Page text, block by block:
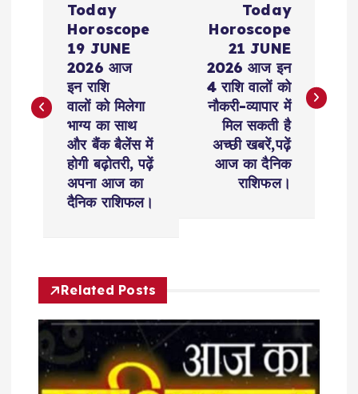
t
g
a
Today
Horoscope
19 JUNE
2026 आज
इन राशि
वालों को मिलेगा
भाग्य का साथ
और बैंक बैलेंस में
होगी बढ़ोतरी, पढ़ें
अपना आज का
दैनिक राशिफल।
Today
Horoscope
21 JUNE
2026 आज इन
4 राशि वालों को
नौकरी-व्यापार में
मिल सकती है
अच्छी खबरें,पढ़ें
आज का दैनिक
राशिफल।
Related Posts